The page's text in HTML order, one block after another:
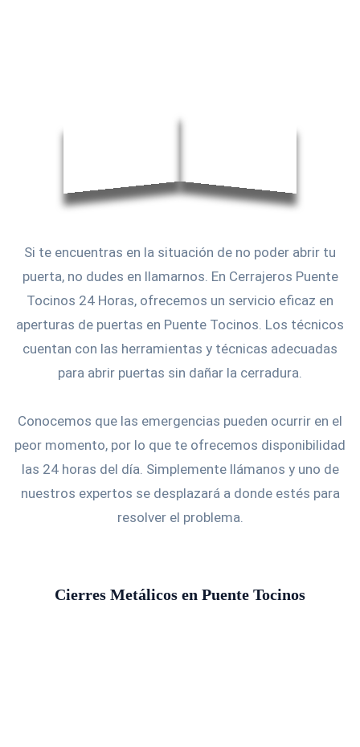
Si te encuentras en la situación de no poder abrir tu
puerta, no dudes en llamarnos. En Cerrajeros Puente
Tocinos 24 Horas, ofrecemos un servicio eficaz en
aperturas de puertas en Puente Tocinos. Los técnicos
cuentan con las herramientas y técnicas adecuadas
para abrir puertas sin dañar la cerradura.
Conocemos que las emergencias pueden ocurrir en el
peor momento, por lo que te ofrecemos disponibilidad
las 24 horas del día. Simplemente llámanos y uno de
nuestros expertos se desplazará a donde estés para
resolver el problema.
Cierres Metálicos en Puente Tocinos